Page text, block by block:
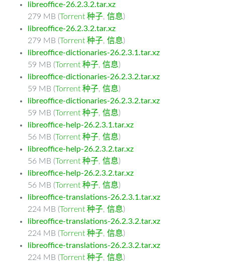
libreoffice-26.2.3.2.tar.xz
279 MB (Torrent 种子, 信息)
libreoffice-26.2.3.2.tar.xz
279 MB (Torrent 种子, 信息)
libreoffice-dictionaries-26.2.3.1.tar.xz
59 MB (Torrent 种子, 信息)
libreoffice-dictionaries-26.2.3.2.tar.xz
59 MB (Torrent 种子, 信息)
libreoffice-dictionaries-26.2.3.2.tar.xz
59 MB (Torrent 种子, 信息)
libreoffice-help-26.2.3.1.tar.xz
56 MB (Torrent 种子, 信息)
libreoffice-help-26.2.3.2.tar.xz
56 MB (Torrent 种子, 信息)
libreoffice-help-26.2.3.2.tar.xz
56 MB (Torrent 种子, 信息)
libreoffice-translations-26.2.3.1.tar.xz
224 MB (Torrent 种子, 信息)
libreoffice-translations-26.2.3.2.tar.xz
224 MB (Torrent 种子, 信息)
libreoffice-translations-26.2.3.2.tar.xz
224 MB (Torrent 种子, 信息)